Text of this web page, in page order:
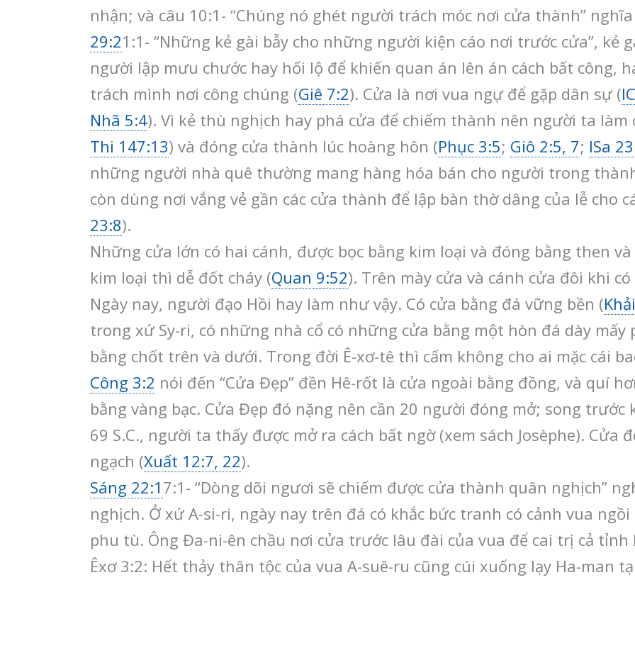
nhận; và câu 10:1- “Chúng nó ghét người trách móc nơi cửa thành”
29:21:1- “Những kẻ gài bẫy cho những người kiện cáo nơi trước cửa”, kẻ
người lập mưu chước hay hối lộ để khiến quan án lên án cách bất công,
trách mình nơi công chúng (Giê 7:2). Cửa là nơi vua ngự để gặp dân sự (
Nhã 5:4). Vì kẻ thù nghịch hay phá cửa để chiếm thành nên người ta
Thi 147:13) và đóng cửa thành lúc hoàng hôn (Phục 3:5; Giô 2:5, 7; ISa
những người nhà quê thường mang hàng hóa bán cho người trong
còn dùng nơi vắng vẻ gần các cửa thành để lập bàn thờ dâng của lễ cho
23:8).
Những cửa lớn có hai cánh, được bọc bằng kim loại và đóng bằng then
kim loại thì dễ đốt cháy (Quan 9:52). Trên mày cửa và cánh cửa đôi khi
Ngày nay, người đạo Hồi hay làm như vậy. Có cửa bằng đá vững bền (
trong xứ Sy-ri, có những nhà cổ có những cửa bằng một hòn đá dày
bằng chốt trên và dưới. Trong đời Ê-xơ-tê thì cấm không cho ai mặc cái
Công 3:2 nói đến “Cửa Đẹp” đền Hê-rốt là cửa ngoài bằng đồng, và quí
bằng vàng bạc. Cửa Đẹp đó nặng nên cần 20 người đóng mở; song trước
69 S.C., người ta thấy được mở ra cách bất ngờ (xem sách Josèphe). Cửa
ngạch (Xuất 12:7, 22).
Sáng 22:1 7:1- “Dòng dõi ngươi sẽ chiếm được cửa thành quân nghịch”
nghịch. Ở xứ A-si-ri, ngày nay trên đá có khắc bức tranh có cảnh vua
phu tù. Ông Đa-ni-ên chầu nơi cửa trước lâu đài của vua để cai trị cả tỉnh
Êxơ 3:2: Hết thảy thân tộc của vua A-suê-ru cũng cúi xuống lạy Ha-man